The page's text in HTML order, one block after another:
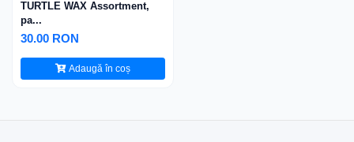
TURTLE WAX Assortment,
pa...
30.00 RON
Adaugă în coș